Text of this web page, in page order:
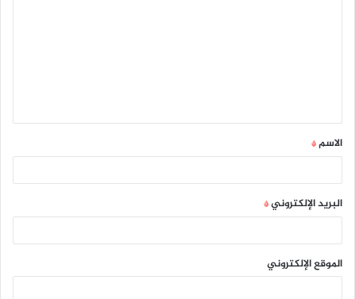
ق
*
الاسم*
البريد الإلكتروني*
الموقع الإلكتروني